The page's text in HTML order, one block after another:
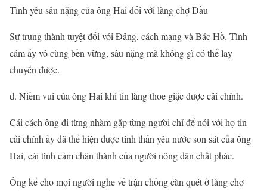
Tình yêu sâu nặng của ông Hai đối với làng chợ Dầu
Sự trung thành tuyệt đối với Đảng, cách mạng và Bác Hồ. Tình
cảm ấy vô cùng bền vững, sâu nặng mà không gì có thể lay
chuyển được.
d. Niềm vui của ông Hai khi tin làng thoe giặc được cải chính.
Cái cách ông đi từng nhàm gặp từng người chỉ để nói với họ tin
cải chính ấy đã thể hiện được tinh thần yêu nước son sắt của ông
Hai, cái tình cảm chân thành của người nông dân chất phác.
Ông kể cho mọi người nghe về trận chống càn quét ở làng chợ